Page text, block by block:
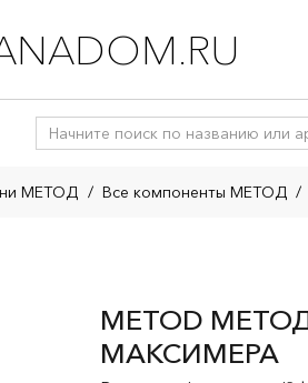
МЕТОД / Все компоненты МЕТОД /
METOD
МАКСИМЕРА